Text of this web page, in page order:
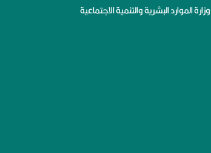
وزارة الموارد البشرية والتنمية الاجتماعية